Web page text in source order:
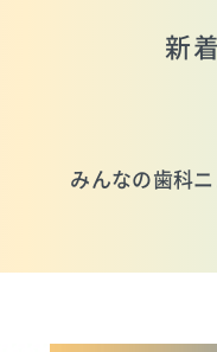
新
みんなの歯科ニ